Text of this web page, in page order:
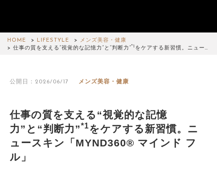
HOME LIFESTYLE
メンズ美容・健康
仕事の質を支える“視覚的な記憶力”と“判断力”*1 をケアする新習慣。ニュー…
公開日：2026/06/17 メンズ美容・健康
仕事の質を支える“視覚的な記憶
力”と“判断力”*1をケアする新習慣。ニ
ュースキン「MYND360® マインド フ
ル」